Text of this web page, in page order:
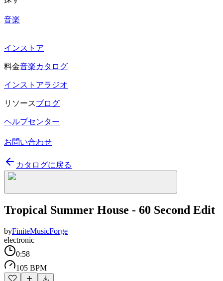
音楽
インストア
料金音楽カタログ
インストアラジオ
リソースブログ
ヘルプセンター
お問い合わせ
カタログに戻る
Tropical Summer House - 60 Second Edit
byFiniteMusicForge
electronic
0:58
105 BPM